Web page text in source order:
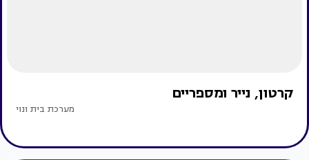
קרטון, נייר ומספריים
מערכת בית ונוי